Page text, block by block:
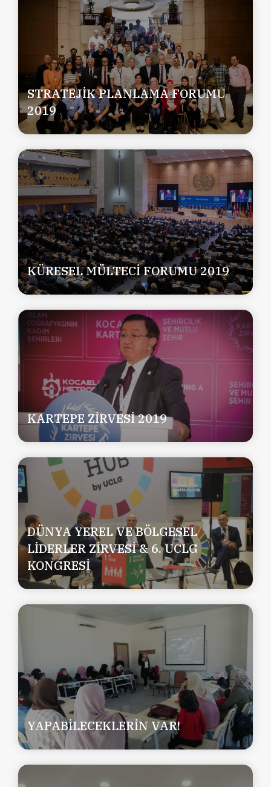
STRATEJİK PLANLAMA FORUMU
2019
KÜRESEL MÜLTECİ FORUMU 2019
KARTEPE ZİRVESİ 2019
DÜNYA YEREL VE BÖLGESEL
LİDERLER ZİRVESİ & 6. UCLG
KONGRESİ
YAPABİLECEKLERİN VAR!